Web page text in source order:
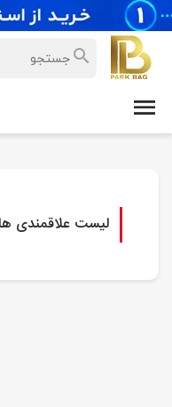
لیست علاقمندی ها